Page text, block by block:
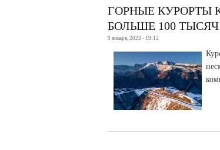
ГОРНЫЕ КУРОРТЫ
БОЛЬШЕ 100
9 января, 2023 - 19:12